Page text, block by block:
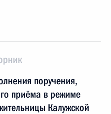
поручения,
приёма в режиме
Калужской